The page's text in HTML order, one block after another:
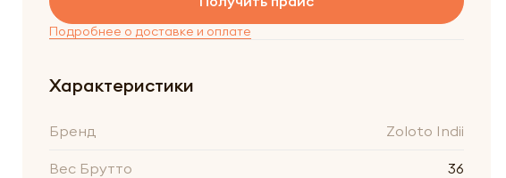
Подробнее о доставке и оплате
Характеристики
Бренд Zoloto Indii
Вес Брутто 36